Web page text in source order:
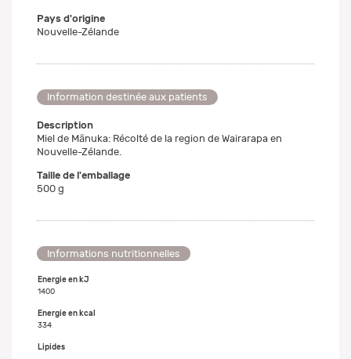
Pays d'origine
Nouvelle-Zélande
Information destinée aux patients
Description
Miel de Mānuka: Récolté de la region de Wairarapa en
Nouvelle-Zélande.
Taille de l'emballage
500 g
Informations nutritionnelles
Energie en kJ
1400
Energie en kcal
334
Lipides